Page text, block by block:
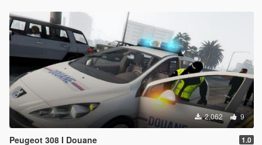
2,062 9
Peugeot 308 I Douane 1.0